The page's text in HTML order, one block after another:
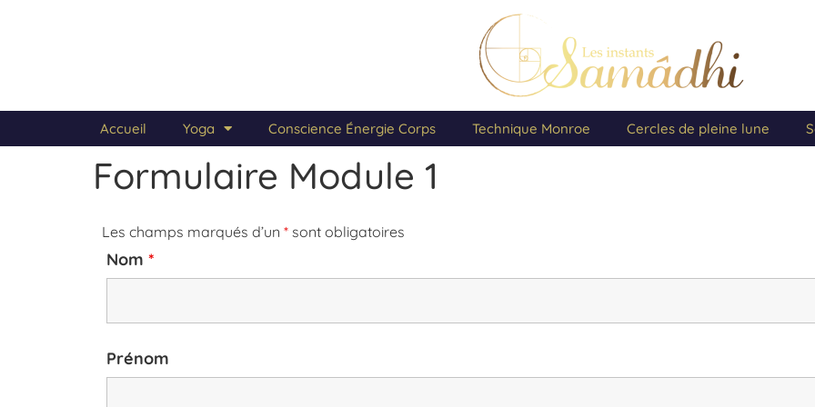
Accueil Yoga Conscience Énergie Corps Technique Monroe Cercles de pleine lune
Formulaire Module 1
Les champs marqués d’un * sont obligatoires
Nom *
Prénom